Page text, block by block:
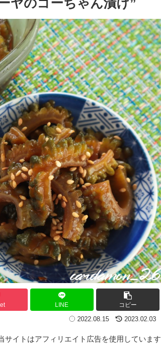
ヤのゴーちゃん漬け”
LINE コピー
2022.08.15 2023.02.03
サイトはアフィリエイト広告を使用しています